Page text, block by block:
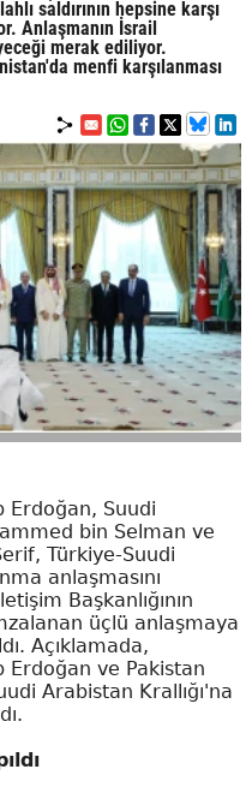
saldırının hepsine karşı
Anlaşmanın İsrail
merak ediliyor.
menfi karşılanması
Erdoğan, Suudi
bin Selman ve
Türkiye-Suudi
anlaşmasını
Başkanlığının
üçlü anlaşmaya
Açıklamada,
Erdoğan ve Pakistan
Arabistan Krallığı'na